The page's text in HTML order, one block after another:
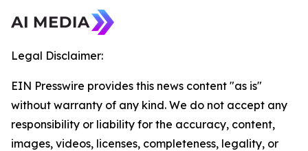
Legal Disclaimer:
EIN Presswire provides this news content "as is"
without warranty of any kind. We do not accept any
responsibility or liability for the accuracy, content,
images, videos, licenses, completeness, legality, or